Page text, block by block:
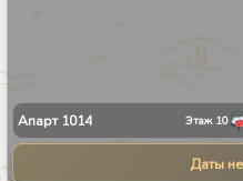
Апарт 1014 Этаж 10
Даты